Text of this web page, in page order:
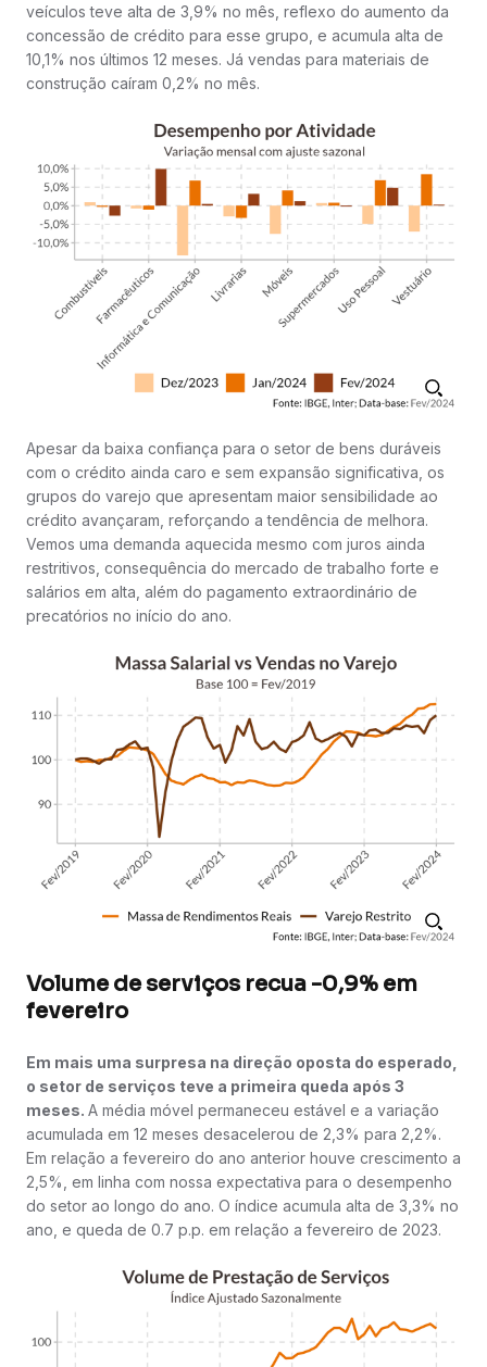
veículos teve alta de 3,9% no mês, reflexo do aumento da
concessão de crédito para esse grupo, e acumula alta de
10,1% nos últimos 12 meses. Já vendas para materiais de
construção caíram 0,2% no mês.
Apesar da baixa confiança para o setor de bens duráveis
com o crédito ainda caro e sem expansão significativa, os
grupos do varejo que apresentam maior sensibilidade ao
crédito avançaram, reforçando a tendência de melhora.
Vemos uma demanda aquecida mesmo com juros ainda
restritivos, consequência do mercado de trabalho forte e
salários em alta, além do pagamento extraordinário de
precatórios no início do ano.
Volume de serviços recua -0,9% em
fevereiro
Em mais uma surpresa na direção oposta do esperado,
o setor de serviços teve a primeira queda após 3
meses. A média móvel permaneceu estável e a variação
acumulada em 12 meses desacelerou de 2,3% para 2,2%.
Em relação a fevereiro do ano anterior houve crescimento a
2,5%, em linha com nossa expectativa para o desempenho
do setor ao longo do ano. O índice acumula alta de 3,3% no
ano, e queda de 0.7 p.p. em relação a fevereiro de 2023.